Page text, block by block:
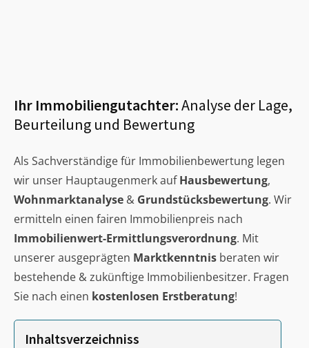
Ihr Immobiliengutachter:Analyse der Lage,
Beurteilung und Bewertung
Als Sachverständige für Immobilienbewertung legen
wir unser Hauptaugenmerk aufHausbewertung,
Wohnmarktanalyse & Grundstücksbewertung. Wir
ermitteln einen fairen Immobilienpreis nach
Immobilienwert-Ermittlungsverordnung. Mit
unserer ausgeprägten Marktkenntnis beraten wir
bestehende & zukünftige Immobilienbesitzer. Fragen
Sie nach einen kostenlosen Erstberatung!
Inhaltsverzeichniss